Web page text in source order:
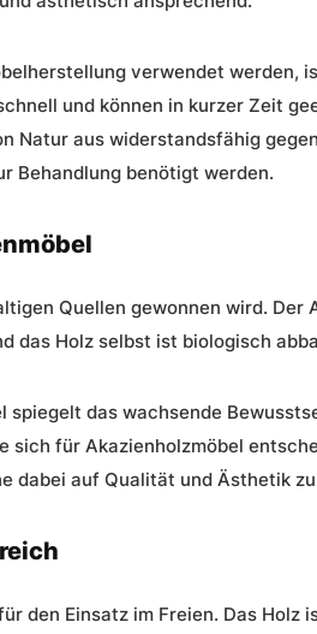
verwendet werden,
und können in kurzer Zeit
Natur aus widerstandsfähig
Behandlung benötigt werden.
Quellen gewonnen wird. Der
das Holz selbst ist biologisch
spiegelt das wachsende
sich für Akazienholzmöbel
dabei auf Qualität und Ästhetik
den Einsatz im Freien. Das Holz